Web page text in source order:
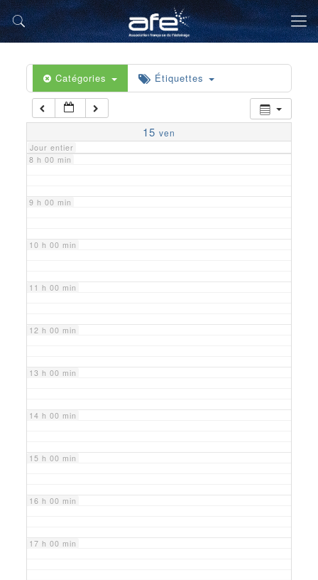
Catégories Étiquettes
15 ven
Jour entier
5 h 00 min
6 h 00 min
7 h 00 min
8 h 00 min
9 h 00 min
10 h 00 min
11 h 00 min
12 h 00 min
13 h 00 min
14 h 00 min
15 h 00 min
16 h 00 min
17 h 00 min